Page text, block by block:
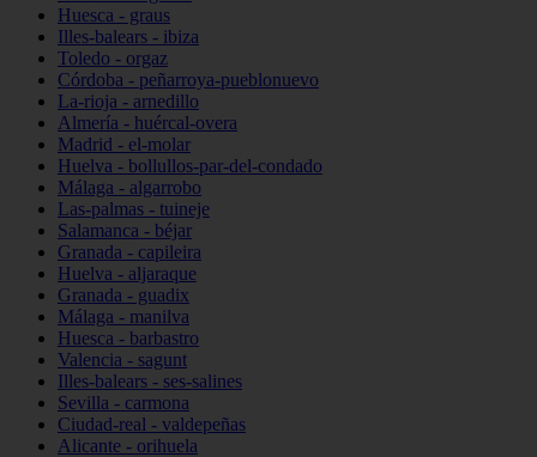
Huesca - graus
Illes-balears - ibiza
Toledo - orgaz
Córdoba - peñarroya-pueblonuevo
La-rioja - arnedillo
Almería - huércal-overa
Madrid - el-molar
Huelva - bollullos-par-del-condado
Málaga - algarrobo
Las-palmas - tuineje
Salamanca - béjar
Granada - capileira
Huelva - aljaraque
Granada - guadix
Málaga - manilva
Huesca - barbastro
Valencia - sagunt
Illes-balears - ses-salines
Sevilla - carmona
Ciudad-real - valdepeñas
Alicante - orihuela